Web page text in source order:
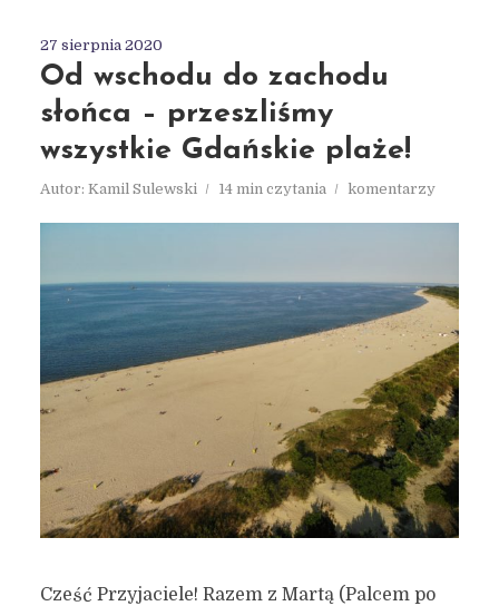
27 sierpnia 2020
Od wschodu do zachodu
słońca – przeszliśmy
wszystkie Gdańskie plaże!
Autor: Kamil Sulewski 14 min czytania komentarzy
Cześć Przyjaciele! Razem z Martą (Palcem po